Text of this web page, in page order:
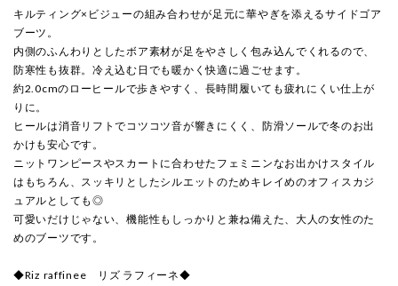
キルティング×ビジューの組み合わせが足元に華やぎを添えるサイドゴア
ブーツ。
内側のふんわりとしたボア素材が足をやさしく包み込んでくれるので、
防寒性も抜群。冷え込む日でも暖かく快適に過ごせます。
約2.0cmのローヒールで歩きやすく、長時間履いても疲れにくい仕上が
りに。
ヒールは消音リフトでコツコツ音が響きにくく、防滑ソールで冬のお出
かけも安心です。
ニットワンピースやスカートに合わせたフェミニンなお出かけスタイル
はもちろん、スッキリとしたシルエットのためキレイめのオフィスカジ
ュアルとしても◎
可愛いだけじゃない、機能性もしっかりと兼ね備えた、大人の女性のた
めのブーツです。
◆Riz raffinee リズ ラフィーネ◆